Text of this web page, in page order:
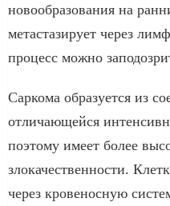
новообразования на
метастазирует через
процесс можно
Саркома образуется из
отличающейся
поэтому имеет более
злокачественности.
через кровеносную